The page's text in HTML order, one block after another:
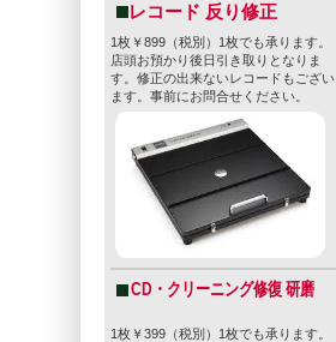
レコード 反り修正
1枚￥899（税別）1枚でも承ります。
店頭お預かり後日引き取りとなりま
す。修正の出来ないレコードもござい
ます。事前にお問合せください。
CD・クリーニング修復 研磨
1枚￥399（税別）1枚でも承ります。